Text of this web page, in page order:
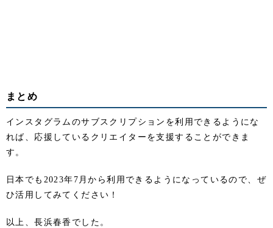
まとめ
インスタグラムのサブスクリプションを利用できるようにな
れば、応援しているクリエイターを支援することができま
す。
日本でも2023年7月から利用できるようになっているので、ぜ
ひ活用してみてください！
以上、長浜春香でした。